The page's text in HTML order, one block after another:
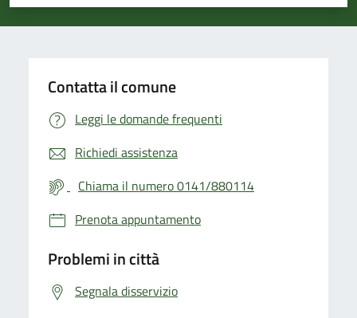
Contatta il comune
Leggi le domande frequenti
Richiedi assistenza
Chiama il numero 0141/880114
Prenota appuntamento
Problemi in città
Segnala disservizio